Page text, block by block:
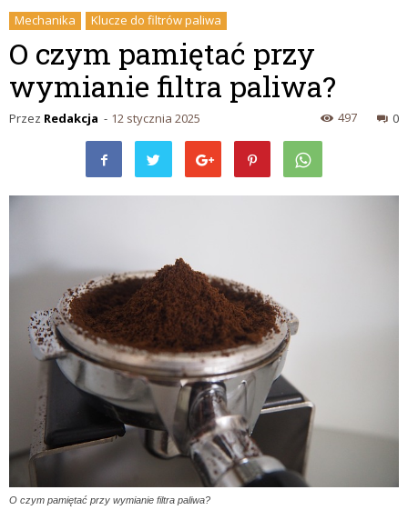
Mechanika Klucze do filtrów paliwa
O czym pamiętać przy
wymianie filtra paliwa?
Przez Redakcja - 12 stycznia 2025 0
497
O czym pamiętać przy wymianie filtra paliwa?